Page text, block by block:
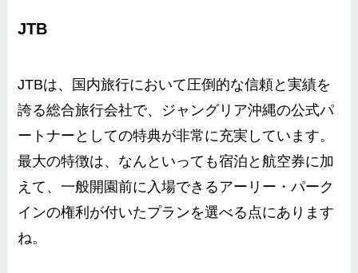
JTB
JTBは、国内旅行において圧倒的な信頼と実績を
誇る総合旅行会社で、ジャングリア沖縄の公式パ
ートナーとしての特典が非常に充実しています。
最大の特徴は、なんといっても宿泊と航空券に加
えて、一般開園前に入場できるアーリー・パーク
インの権利が付いたプランを選べる点にあります
ね。